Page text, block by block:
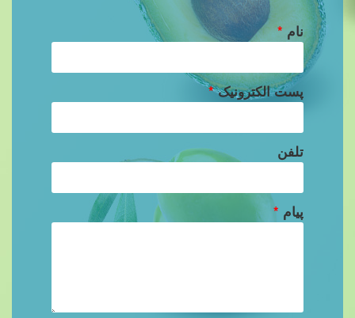
نام *
پست الکترونیک*
تلفن
پیام *